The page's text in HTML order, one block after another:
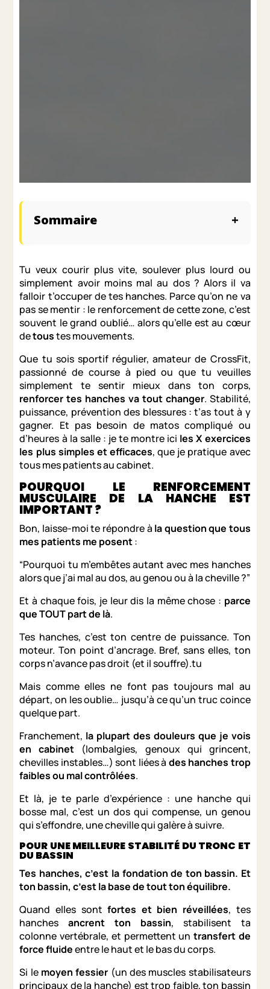
Sommaire +
Renforcement musculaire de la hanche :
quels sont les muscles à travailler ?
Les 10 meilleurs exercices de renforcement
musculaire pour la hanche
renforcement musculaire des hanches
Tu veux courir plus vite, soulever plus lourd ou
simplement avoir moins mal au dos ? Alors il va
falloir t’occuper de tes hanches. Parce qu’on ne va
pas se mentir : le renforcement de cette zone, c’est
souvent le grand oublié… alors qu’elle est au cœur
detoustes mouvements.
Que tu sois sportif régulier, amateur de CrossFit,
passionné de course à pied ou que tu veuilles
simplement te sentir mieux dans ton corps,
renforcer tes hanches va tout changer. Stabilité,
puissance, prévention des blessures : t’as tout à y
gagner. Et pas besoin de matos compliqué ou
d’heures à la salle : je te montre ici les X exercices
les plus simples et efficaces, que je pratique avec
tous mes patients au cabinet.
POURQUOI LE RENFORCEMENT
MUSCULAIRE DE LA HANCHE EST
IMPORTANT ?
Bon, laisse-moi te répondre à la question que tous
mes patients me posent:
“Pourquoi tu m’embêtes autant avec mes hanches
alors que j’ai mal au dos, au genou ou à la cheville ?”
Et à chaque fois, je leur dis la même chose : parce
que TOUT part de là.
Tes hanches, c’est ton centre de puissance. Ton
moteur. Ton point d’ancrage. Bref, sans elles, ton
corps n’avance pas droit (et il souffre).tu
Mais comme elles ne font pas toujours mal au
départ, on les oublie… jusqu’à ce qu’un truc coince
quelque part.
Franchement, la plupart des douleurs que je vois
en cabinet (lombalgies, genoux qui grincent,
chevilles instables…) sont liées à des hanches trop
faibles ou mal contrôlées.
Et là, je te parle d’expérience : une hanche qui
bosse mal, c’est un dos qui compense, un genou
qui s’effondre, une cheville qui galère à suivre.
POUR UNE MEILLEURE STABILITÉ DU TRONC ET
DU BASSIN
Tes hanches, c’est la fondation de ton bassin. Et
ton bassin, c’est la base de tout ton équilibre.
Quand elles sontfortes et bien réveillées, tes
hanchesancrent ton bassin, stabilisent ta
colonne vertébrale, et permettent un transfert de
force fluideentre le haut et le bas du corps.
Si le moyen fessier (un des muscles stabilisateurs
principaux de la hanche) est trop faible, ton bassin